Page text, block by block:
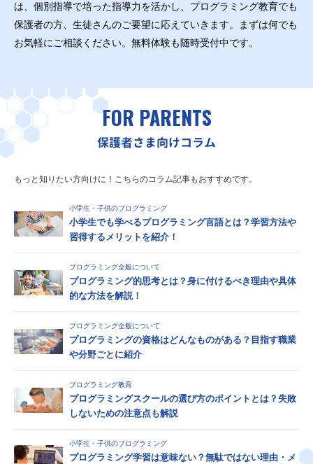
は、個別指導で培った指導力を活かし、プログラミング教育でも
保護者の方、生徒さんのご要望に応えていきます。まずは何でも
お気軽にご相談ください。無料体験も随時受付中です。
FOR PARENTS
保護者さま向けコラム
もっと知りたい方向けに！こちらのコラム記事もおすすめです。
小学生・子供のプログラミング
小学生でも学べるプログラミング言語とは？学習方法や
習得するメリットを紹介！
プログラミング全般について
プログラミング的思考とは？身に付けるべき理由や具体
的な方法を解説！
プログラミング全般について
プログラミングの資格はどんなものがある？目指す職業
や分野ごとに紹介
プログラミング教育
プログラミングスクールの選び方のポイントとは？失敗
しないための注意点も解説
小学生・子供のプログラミング
プログラミング学習は意味ない？無駄ではない理由・メ